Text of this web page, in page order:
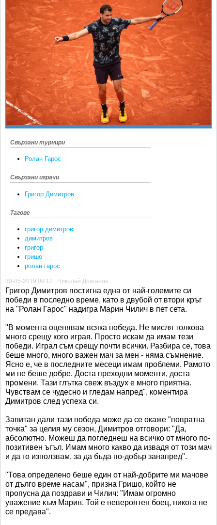
LIVE SCORES
ТУРНИРИ
SOFIA OPEN
КЛУБОВЕ
БЛОГ
ВИДЕО
ЖЪЛТО
Любопитно
Истории
Ретро
Спорт&Фитнес
Други
Любители
Свързани турнири
Ролан Гарос
Свързани играчи
Григор Димитров
Тагове
григор димитров
димитров
григор
гришо
ролан гарос
30-05-2019 09:12 | Николай Драганов
Григор Димитров постигна една от най-големите си
победи в последно време, като в двубой от втори кръг
на "Ролан Гарос" надигра Марин Чилич в пет сета.
"В момента оценявам всяка победа. Не мисля толкова
много срещу кого играя. Просто искам да имам тези
победи. Играл съм срещу почти всички. Разбира се, това
беше много, много важен мач за мен - няма съмнение.
Ясно е, че в последните месеци имам проблеми. Рамото
ми не беше добре. Доста преходни моменти, доста
промени. Тази глътка свеж въздух е много приятна.
Чувствам се чудесно и гледам напред", коментира
Димитров след успеха си.
Запитан дали тази победа може да се окаже "повратна
точка" за целия му сезон, Димитров отговори: "Да,
абсолютно. Можеш да погледнеш на всичко от много по-
позитивен ъгъл. Имам много какво да извадя от този мач
и да го използвам, за да бъда по-добър занапред".
"Това определено беше един от най-добрите ми мачове
от дълго време насам", призна Гришо, който не
пропусна да поздрави и Чилич: "Имам огромно
уважение към Марин. Той е невероятен боец, никога не
се предава".